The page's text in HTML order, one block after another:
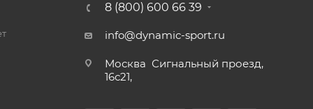
8 (800) 600 66 39
info@dynamic-sport.ru
Москва Сигнальный проезд,
16с21,